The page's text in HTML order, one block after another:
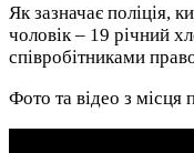
Як зазначає поліція,
чоловік – 19 річний
співробітниками
Фото та відео з місця